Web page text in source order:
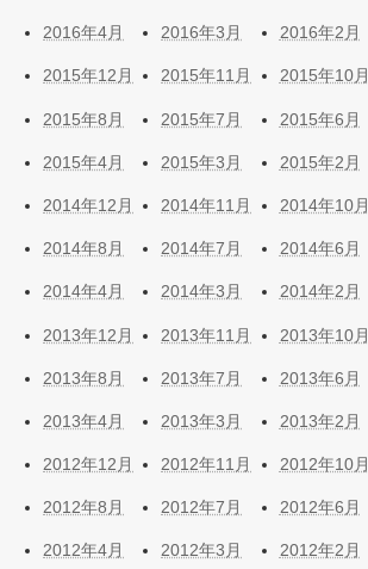
2016年4月 2016年3月 2016年2月
2015年12月 2015年11月 2015年10月
2015年8月 2015年7月 2015年6月
2015年4月 2015年3月 2015年2月
2014年12月 2014年11月 2014年10月
2014年8月 2014年7月 2014年6月
2014年4月 2014年3月 2014年2月
2013年12月 2013年11月 2013年10月
2013年8月 2013年7月 2013年6月
2013年4月 2013年3月 2013年2月
2012年12月 2012年11月 2012年10月
2012年8月 2012年7月 2012年6月
2012年4月 2012年3月 2012年2月